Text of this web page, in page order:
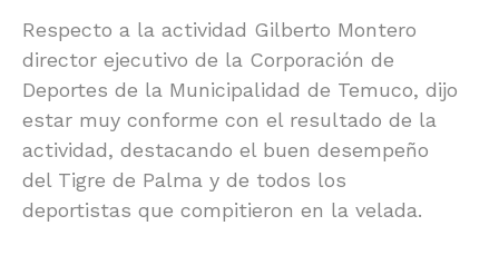
Respecto a la actividad Gilberto Montero
director ejecutivo de la Corporación de
Deportes de la Municipalidad de Temuco, dijo
estar muy conforme con el resultado de la
actividad, destacando el buen desempeño
del Tigre de Palma y de todos los
deportistas que compitieron en la velada.